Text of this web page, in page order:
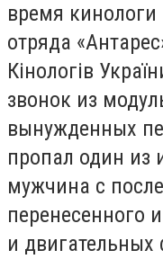
время кинологи
отряда
Кінологів
звонок из
вынужденных
пропал один из
мужчина с
перенесенного
и